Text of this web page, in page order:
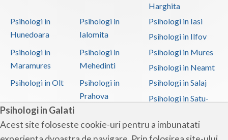
Psihologi in Galati
Acest site foloseste cookie-uri pentru a imbunatati
Harghita
Psihologi in
Hunedoara
Psihologi in
Ialomita
Psihologi in Iasi
Psihologi in Ilfov
Psihologi in
Maramures
Psihologi in
Mehedinti
Psihologi in Mures
Psihologi in Neamt
Psihologi in Olt
Psihologi in
Prahova
Psihologi in Salaj
Psihologi in Satu-
Psihologi in Sibiu
Psihologi in
Psihologi in